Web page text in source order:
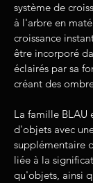
système de
à l'arbre en
croissance
être incorporé
éclairés par sa
créant des
La famille BLAU
d'objets avec
supplémentaire
liée à la
qu'objets, ainsi